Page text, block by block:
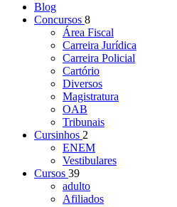
Blog
Concursos 8
Área Fiscal
Carreira Jurídica
Carreira Policial
Cartório
Diversos
Magistratura
OAB
Tribunais
Cursinhos 2
ENEM
Vestibulares
Cursos 39
adulto
Afiliados